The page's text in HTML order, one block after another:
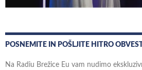
POSNEMITE IN POŠLJITE HITRO
Na Radiu Brežice Eu vam nudimo